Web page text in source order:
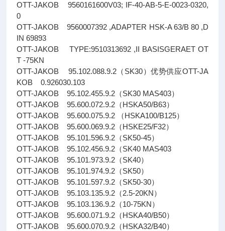
OTT-JAKOB 9560161600V03; IF-40-AB-5-E-0023-0320,
0
OTT-JAKOB 9560007392 ,ADAPTER HSK-A 63/B 80 ,D
IN 69893
OTT-JAKOB TYPE:9510313692 ,II BASISGERAET OT
T -75KN
OTT-JAKOB 95.102.088.9.2（SK30）优势供应OTT-JA
KOB 0.926030.103
OTT-JAKOB 95.102.455.9.2（SK30 MAS403）
OTT-JAKOB 95.600.072.9.2（HSKA50/B63）
OTT-JAKOB 95.600.075.9.2 （HSKA100/B125）
OTT-JAKOB 95.600.069.9.2（HSKE25/F32）
OTT-JAKOB 95.101.596.9.2（SK50-45）
OTT-JAKOB 95.102.456.9.2（SK40 MAS403
OTT-JAKOB 95.101.973.9.2（SK40）
OTT-JAKOB 95.101.974.9.2（SK50）
OTT-JAKOB 95.101.597.9.2（SK50-30）
OTT-JAKOB 95.103.135.9.2（2.5-20KN）
OTT-JAKOB 95.103.136.9.2（10-75KN）
OTT-JAKOB 95.600.071.9.2（HSKA40/B50）
OTT-JAKOB 95.600.070.9.2（HSKA32/B40）